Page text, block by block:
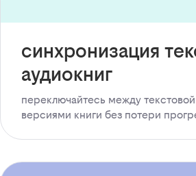
синхронизация
аудиокниг
переключайтесь между
версиями книги без потери